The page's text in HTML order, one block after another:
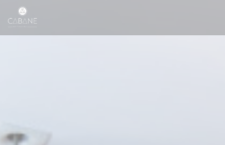
Painel de Gerenciamento de Cookies